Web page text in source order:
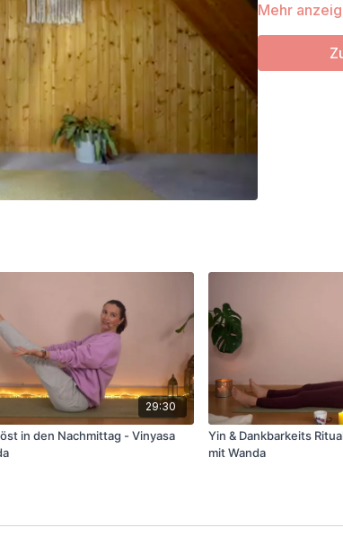
Mehr
29:30
in den Nachmittag - Vinyasa
Yin & Dankbarkeits
mit Wanda